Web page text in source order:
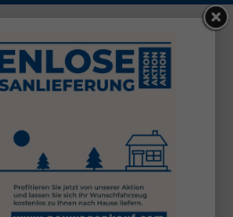
Registrieren